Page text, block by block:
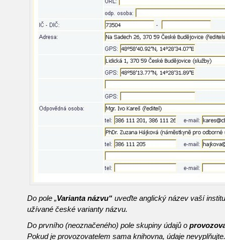
Do pole „Varianta názvu“ uveďte anglický název vaší
užívané české varianty názvu.
Do prvního (neoznačeného) pole skupiny údajů o
Pokud je provozovatelem sama knihovna, údaje